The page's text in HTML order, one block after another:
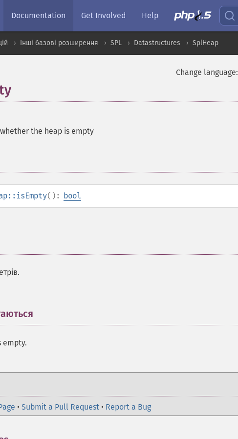
Documentation Get Involved Help
Інші базові розширення SPL Datastructures SplHeap
Change language:
whether the heap is empty
(): bool
empty.
• Submit a Pull Request • Report a Bug